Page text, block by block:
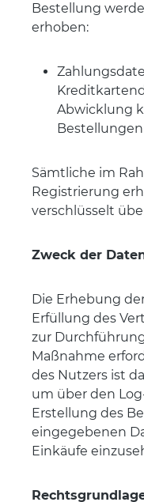
Bestellung
erhoben:
Abwicklung
Sämtliche im
Registrierung
verschlüsselt
Zweck der
Die Erhebung
Erfüllung des
zur
Maßnahme
des Nutzers ist
um über den
Erstellung des
eingegebenen
Einkäufe